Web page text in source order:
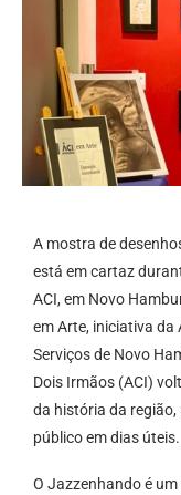
A mostra de
está em cartaz
ACI, em Novo
em Arte, iniciativa da
Serviços de Novo
Dois Irmãos (ACI)
da história da
público em dias úteis.
O Jazzenhando é